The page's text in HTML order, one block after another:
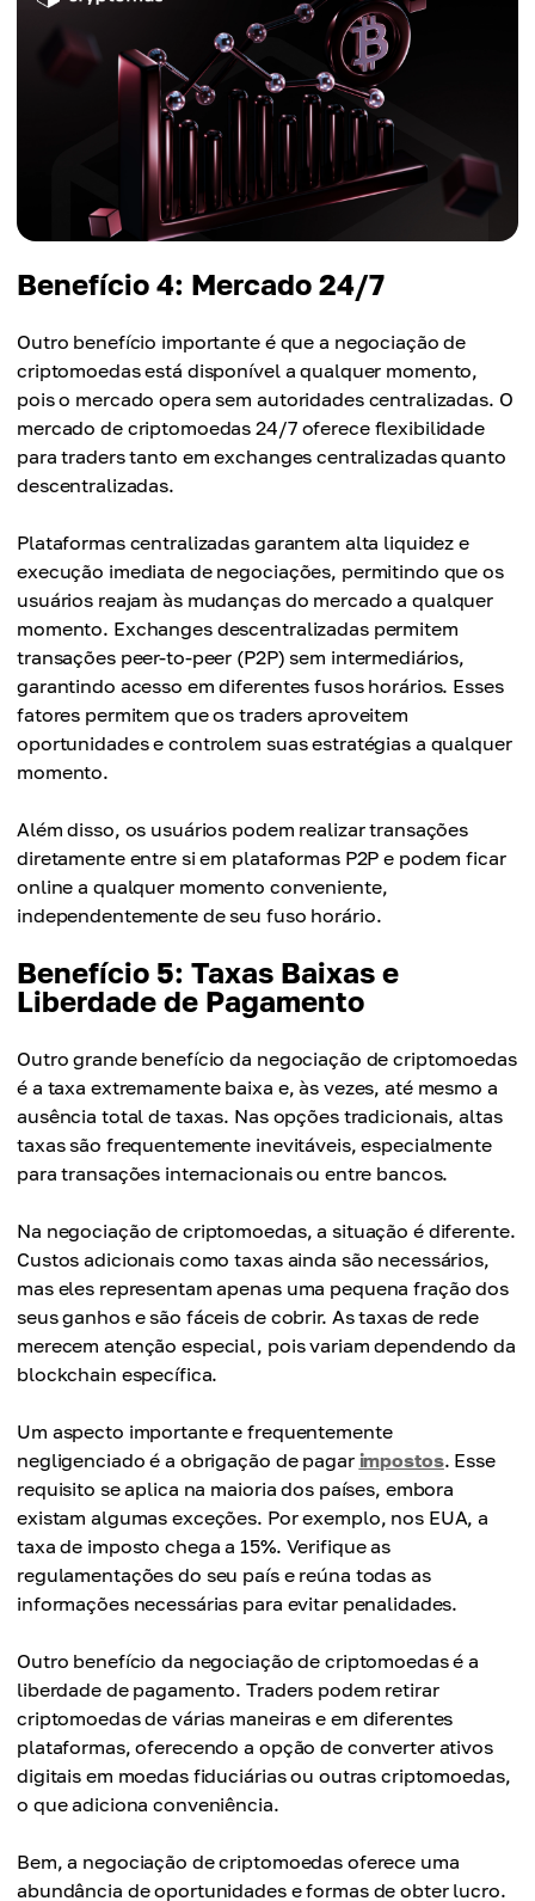
Benefício 4: Mercado 24/7
Outro benefício importante é que a negociação de
criptomoedas está disponível a qualquer momento,
pois o mercado opera sem autoridades centralizadas. O
mercado de criptomoedas 24/7 oferece flexibilidade
para traders tanto em exchanges centralizadas quanto
descentralizadas.
Plataformas centralizadas garantem alta liquidez e
execução imediata de negociações, permitindo que os
usuários reajam às mudanças do mercado a qualquer
momento. Exchanges descentralizadas permitem
transações peer-to-peer (P2P) sem intermediários,
garantindo acesso em diferentes fusos horários. Esses
fatores permitem que os traders aproveitem
oportunidades e controlem suas estratégias a qualquer
momento.
Além disso, os usuários podem realizar transações
diretamente entre si em plataformas P2P e podem ficar
online a qualquer momento conveniente,
independentemente de seu fuso horário.
Benefício 5: Taxas Baixas e
Liberdade de Pagamento
Outro grande benefício da negociação de criptomoedas
é a taxa extremamente baixa e, às vezes, até mesmo a
ausência total de taxas. Nas opções tradicionais, altas
taxas são frequentemente inevitáveis, especialmente
para transações internacionais ou entre bancos.
Na negociação de criptomoedas, a situação é diferente.
Custos adicionais como taxas ainda são necessários,
mas eles representam apenas uma pequena fração dos
seus ganhos e são fáceis de cobrir. As taxas de rede
merecem atenção especial, pois variam dependendo da
blockchain específica.
Um aspecto importante e frequentemente
negligenciado é a obrigação de pagar impostos. Esse
requisito se aplica na maioria dos países, embora
existam algumas exceções. Por exemplo, nos EUA, a
taxa de imposto chega a 15%. Verifique as
regulamentações do seu país e reúna todas as
informações necessárias para evitar penalidades.
Outro benefício da negociação de criptomoedas é a
liberdade de pagamento. Traders podem retirar
criptomoedas de várias maneiras e em diferentes
plataformas, oferecendo a opção de converter ativos
digitais em moedas fiduciárias ou outras criptomoedas,
o que adiciona conveniência.
Bem, a negociação de criptomoedas oferece uma
abundância de oportunidades e formas de obter lucro.